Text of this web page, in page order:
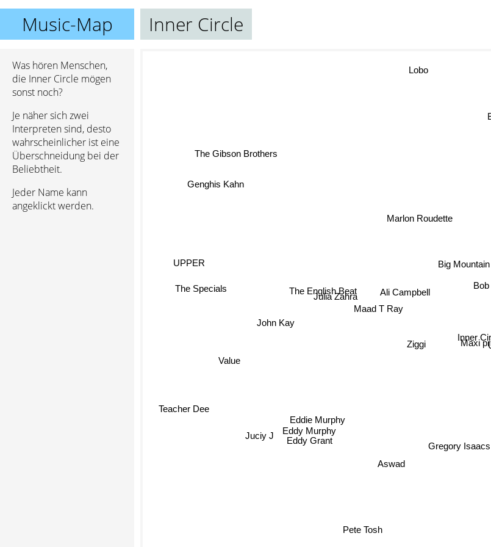
Music-Map Inner Circle
Was hören Menschen,
die Inner Circle mögen
sonst noch?
Je näher sich zwei
Interpreten sind, desto
wahrscheinlicher ist eine
Überschneidung bei der
Beliebtheit.
Jeder Name kann
angeklickt werden.
Inner
Maxi
Big Mountain
Ziggi
Ali Campbell
Maad T Ray
Gregory Isaacs
Julia Zahra
Aswad
Marlon Roudette
Eddie Murphy
Eddy Grant
Eddy Murphy
John Kay
Pete Tosh
Lobo
Juciy J
Value
UPPER
Teacher Dee
Genghis Kahn
The Gibson Brothers
The Specials